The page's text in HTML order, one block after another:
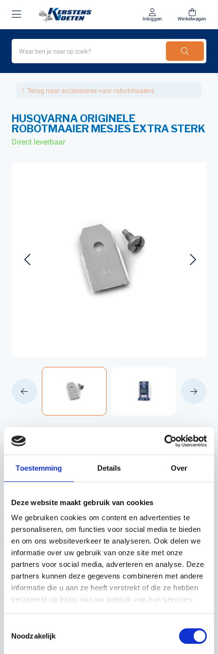
Toestemming Details Over
Deze website maakt gebruik van cookies
We gebruiken cookies om content en advertenties te
personaliseren, om functies voor social media te bieden
en om ons websiteverkeer te analyseren. Ook delen we
informatie over uw gebruik van onze site met onze
partners voor social media, adverteren en analyse. Deze
partners kunnen deze gegevens combineren met andere
informatie die u aan ze heeft verstrekt of die ze hebben
verzameld op basis van uw gebruik van hun services.
Noodzakelijk
Inloggen Winkelwagen
Terug naar accessoires voor robotmaaiers
HUSQVARNA ORIGINELE
ROBOTMAAIER MESJES EXTRA STERK
Direct leverbaar
€22,99
€19,00
In winkelwagen
OMSCHRIJVING
Bij Kerstens Voeten vind je de originele Husqvarna
Automower messen ( ook geschikt voor alle Gardena
dikke maaimesjes (0,6mm) van carbon zijn zo gemaakt
dat ze niet snel kunnen breken en hierdoor messen in het